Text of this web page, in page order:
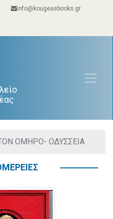
info@kougeasbooks.gr
ΟΜΗΡΟ- ΟΔΥΣΣΕΙΑ